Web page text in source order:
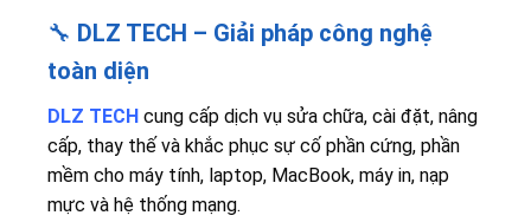
🔧 DLZ TECH – Giải pháp công nghệ
toàn diện
DLZ TECH cung cấp dịch vụ sửa chữa, cài đặt, nâng
cấp, thay thế và khắc phục sự cố phần cứng, phần
mềm cho máy tính, laptop, MacBook, máy in, nạp
mực và hệ thống mạng.